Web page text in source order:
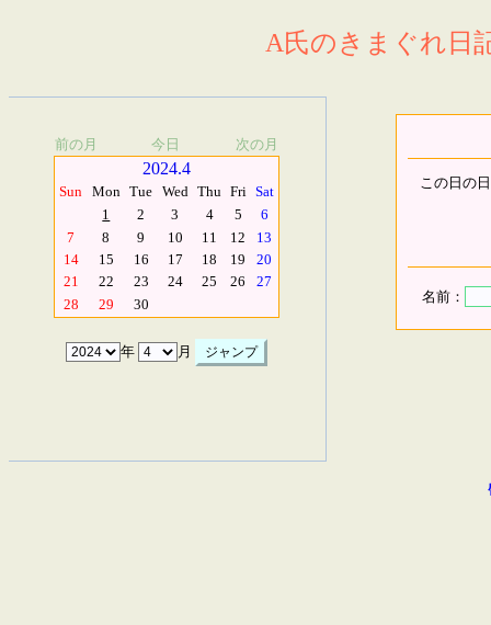
A氏のきまぐれ日
前の月 今日 次の月
2024.4
Sun Mon Tue Wed Thu Fri Sat
1
2 3 4 5
6
7
8 9 10 11 12
13
14
15 16 17 18 19
20
21
22 23 24 25 26
27
28
29 30
年 月
この日の
名前：